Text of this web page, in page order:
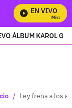
EN VIVO
Mira
ÁLBUM KAROL G
/ Ley frena a los